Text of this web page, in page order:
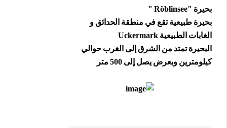
بحيرة "Röblinsee "
بحيرة طبيعية تقع في منطقة الحدائق و
الغابات الطبيعية Uckermark
البحيرة تمتد من الشرق إلى الغرب حوالي
كيلومترين وبعرض يصل إلى 500 متر